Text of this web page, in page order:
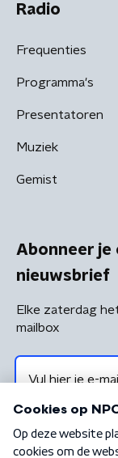
Radio
Frequenties
Programma's
Presentatoren
Muziek
Gemist
Abonneer je
nieuwsbrief
Elke zaterdag
mailbox